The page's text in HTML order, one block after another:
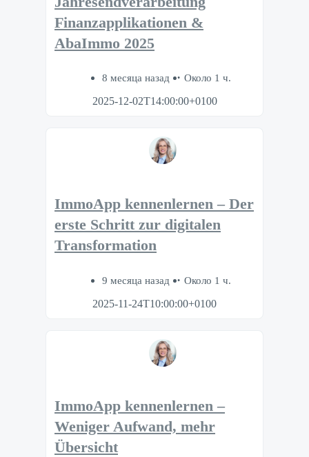
Finanzapplikationen &
AbaImmo 2025
8 месяца назад
Около 1 ч.
2025-12-02T14:00:00+0100
ImmoApp kennenlernen – Der
erste Schritt zur digitalen
Transformation
9 месяца назад
Около 1 ч.
2025-11-24T10:00:00+0100
ImmoApp kennenlernen –
Weniger Aufwand, mehr
Übersicht